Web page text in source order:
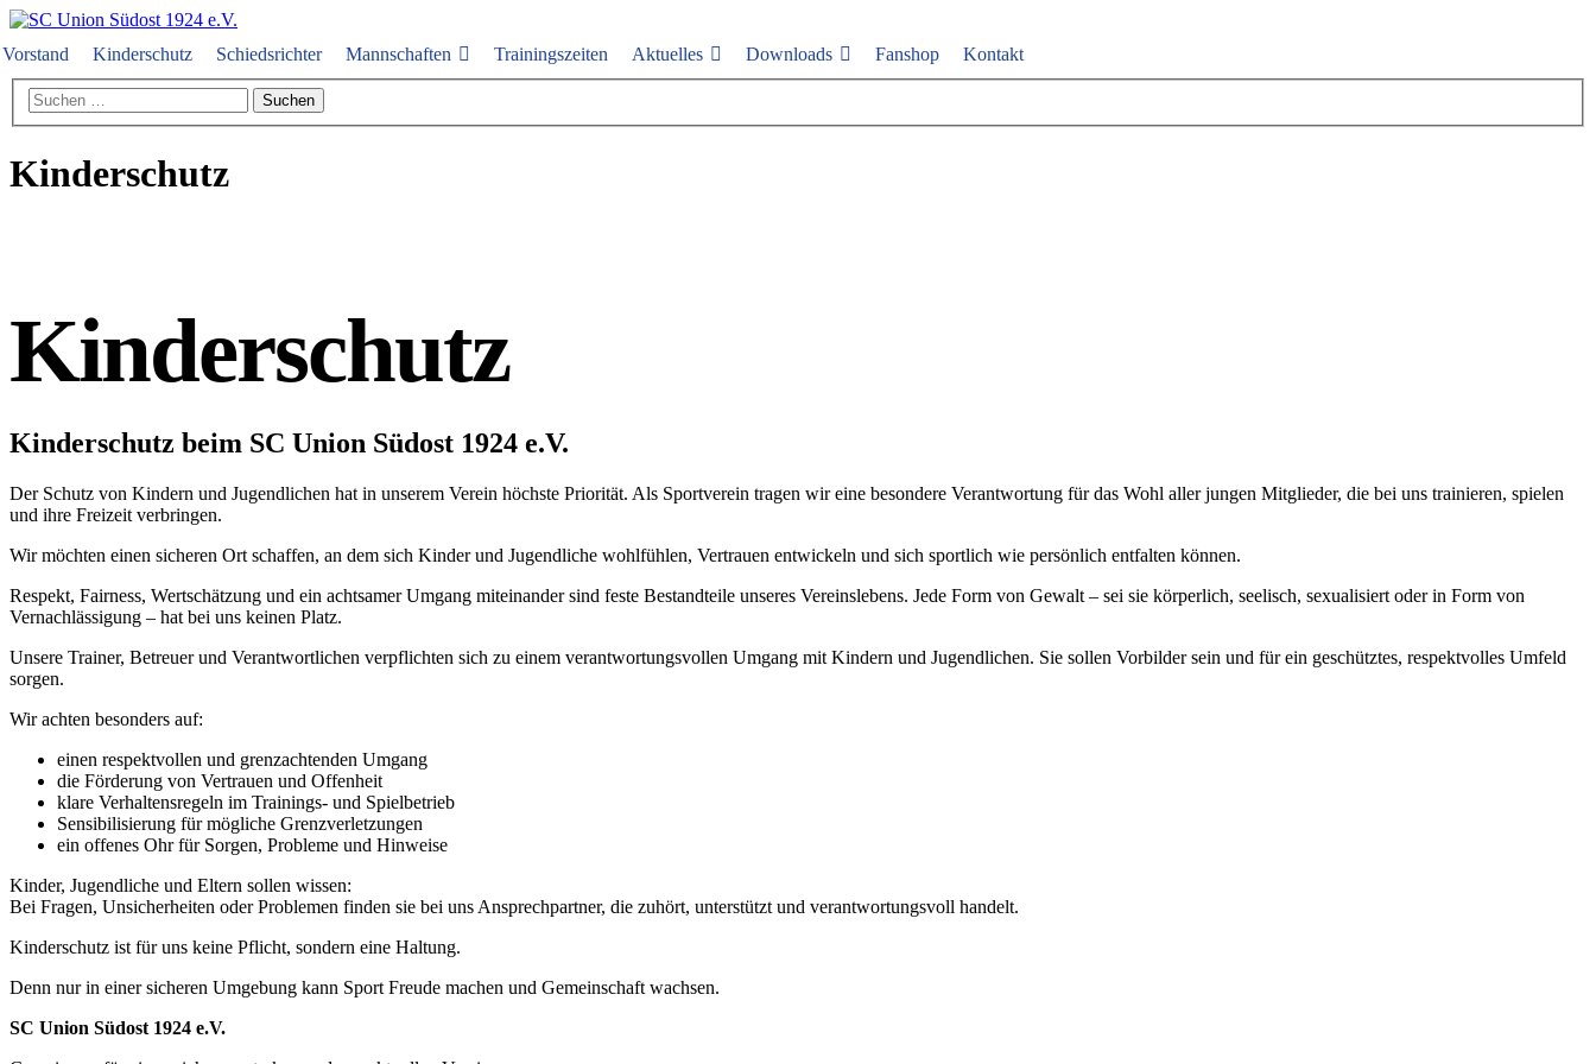
Vorstand Kinderschutz Schiedsrichter Mannschaften Trainingszeiten Aktuelles Downloads Fanshop Kontakt
Kinderschutz
Kinderschutz
Kinderschutz beim SC Union Südost 1924 e.V.
Der Schutz von Kindern und Jugendlichen hat in unserem Verein höchste Priorität. Als Sportverein tragen wir eine besondere Verantwortung für das Wohl aller jungen Mitglieder, die bei uns trainieren, spielen
und ihre Freizeit verbringen.
Wir möchten einen sicheren Ort schaffen, an dem sich Kinder und Jugendliche wohlfühlen, Vertrauen entwickeln und sich sportlich wie persönlich entfalten können.
Respekt, Fairness, Wertschätzung und ein achtsamer Umgang miteinander sind feste Bestandteile unseres Vereinslebens. Jede Form von Gewalt – sei sie körperlich, seelisch, sexualisiert oder in Form von
Vernachlässigung – hat bei uns keinen Platz.
Unsere Trainer, Betreuer und Verantwortlichen verpflichten sich zu einem verantwortungsvollen Umgang mit Kindern und Jugendlichen. Sie sollen Vorbilder sein und für ein geschütztes, respektvolles Umfeld
sorgen.
Wir achten besonders auf:
einen respektvollen und grenzachtenden Umgang
die Förderung von Vertrauen und Offenheit
klare Verhaltensregeln im Trainings- und Spielbetrieb
Sensibilisierung für mögliche Grenzverletzungen
ein offenes Ohr für Sorgen, Probleme und Hinweise
Kinder, Jugendliche und Eltern sollen wissen:
Bei Fragen, Unsicherheiten oder Problemen finden sie bei uns Ansprechpartner, die zuhört, unterstützt und verantwortungsvoll handelt.
Kinderschutz ist für uns keine Pflicht, sondern eine Haltung.
Denn nur in einer sicheren Umgebung kann Sport Freude machen und Gemeinschaft wachsen.
SC Union Südost 1924 e.V.